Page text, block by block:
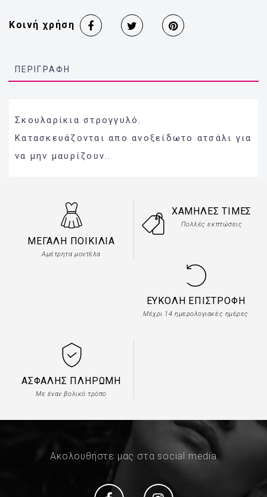
Κοινή χρήση
ΠΕΡΙΓΡΑΦΉ
Σκουλαρίκια στρογγυλό.
Κατασκευάζονται απο ανοξείδωτο ατσάλι για
να μην μαυρίζουν..
ΜΕΓΆΛΗ ΠΟΙΚΙΛΊΑ
Αμέτρητα μοντέλα
ΧΑΜΗΛΈΣ ΤΙΜΈΣ
Πολλές εκπτώσεις
ΕΎΚΟΛΗ ΕΠΙΣΤΡΟΦΉ
Μέχρι 14 ημερολογιακές ημέρες
ΑΣΦΑΛΉΣ ΠΛΗΡΩΜΉ
Με έναν βολικό τρόπο
Ακολουθήστε μας στα social media